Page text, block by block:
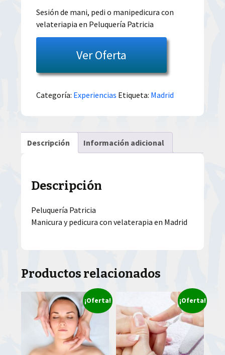
precio
original
era:
90.00€.
precio
actual
es:
39.00€.
Sesión de mani, pedi o manipedicura con
velateriapia en Peluquería Patricia
Ver Oferta
Categoría: Experiencias Etiqueta: Madrid
Descripción Información adicional
Descripción
Peluquería Patricia
Manicura y pedicura con velaterapia en Madrid
Productos relacionados
¡Oferta! ¡Oferta!